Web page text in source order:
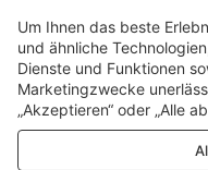
Um Ihnen das beste
und ähnliche
Dienste und Funktionen
Marketingzwecke
„Akzeptieren“ oder „Alle
Leistungs-, Analyse- und
ablehnen möchten.